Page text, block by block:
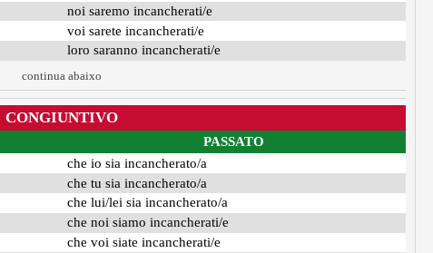
noi saremo incancherati/e
voi sarete incancherati/e
loro saranno incancherati/e
continua abaixo
CONGIUNTIVO
PASSATO
che io sia incancherato/a
che tu sia incancherato/a
che lui/lei sia incancherato/a
che noi siamo incancherati/e
che voi siate incancherati/e